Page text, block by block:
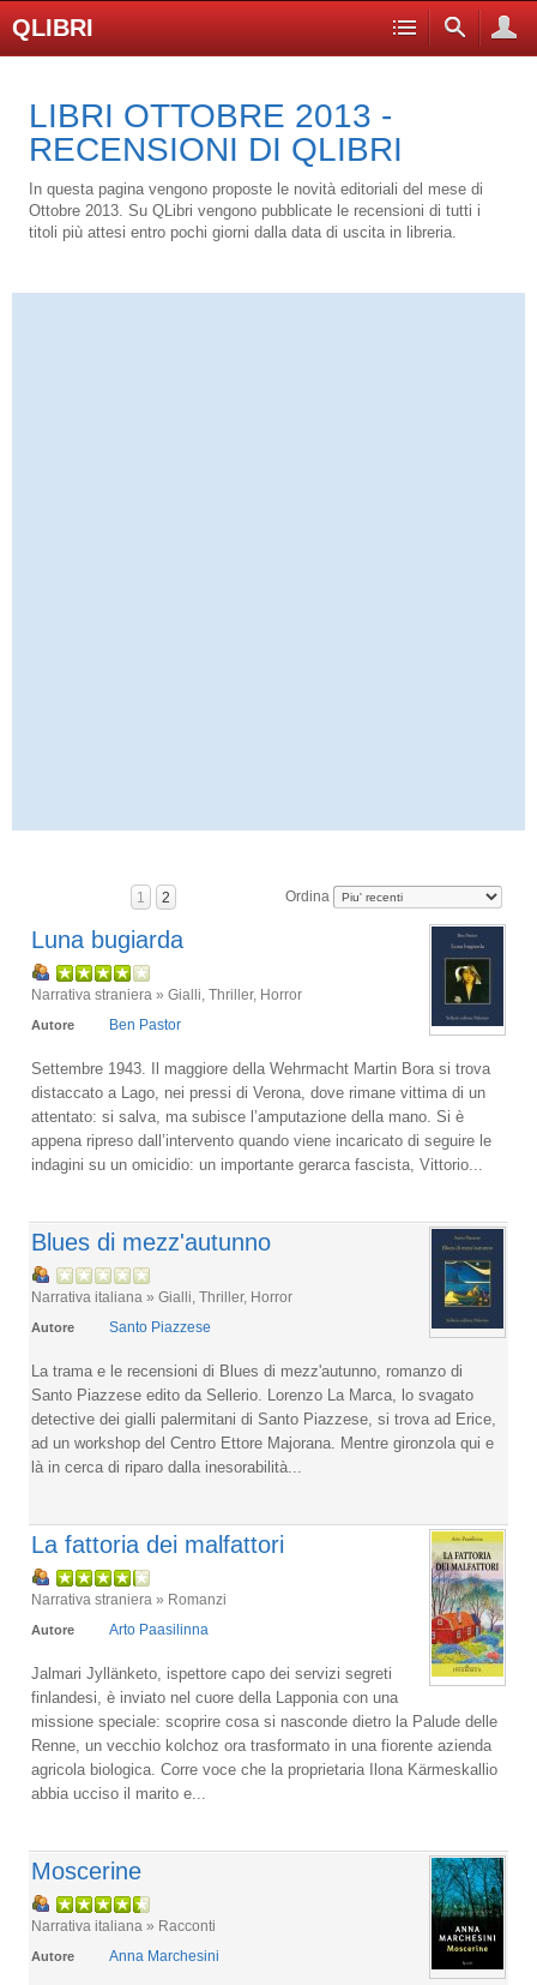
QLIBRI
LIBRI OTTOBRE 2013 -
RECENSIONI DI QLIBRI
In questa pagina vengono proposte le novità editoriali del mese di
Ottobre 2013. Su QLibri vengono pubblicate le recensioni di tutti i
titoli più attesi entro pochi giorni dalla data di uscita in libreria.
1 2 Ordina
Luna bugiarda
Narrativa straniera » Gialli, Thriller, Horror
Autore Ben Pastor
Settembre 1943. Il maggiore della Wehrmacht Martin Bora si trova
distaccato a Lago, nei pressi di Verona, dove rimane vittima di un
attentato: si salva, ma subisce l’amputazione della mano. Si è
appena ripreso dall’intervento quando viene incaricato di seguire le
indagini su un omicidio: un importante gerarca fascista, Vittorio...
Blues di mezz'autunno
Narrativa italiana » Gialli, Thriller, Horror
Autore Santo Piazzese
La trama e le recensioni di Blues di mezz'autunno, romanzo di
Santo Piazzese edito da Sellerio. Lorenzo La Marca, lo svagato
detective dei gialli palermitani di Santo Piazzese, si trova ad Erice,
ad un workshop del Centro Ettore Majorana. Mentre gironzola qui e
là in cerca di riparo dalla inesorabilità...
La fattoria dei malfattori
Narrativa straniera » Romanzi
Autore Arto Paasilinna
Jalmari Jyllänketo, ispettore capo dei servizi segreti
finlandesi, è inviato nel cuore della Lapponia con una
missione speciale: scoprire cosa si nasconde dietro la Palude delle
Renne, un vecchio kolchoz ora trasformato in una fiorente azienda
agricola biologica. Corre voce che la proprietaria Ilona Kärmeskallio
abbia ucciso il marito e...
Moscerine
Narrativa italiana » Racconti
Autore Anna Marchesini